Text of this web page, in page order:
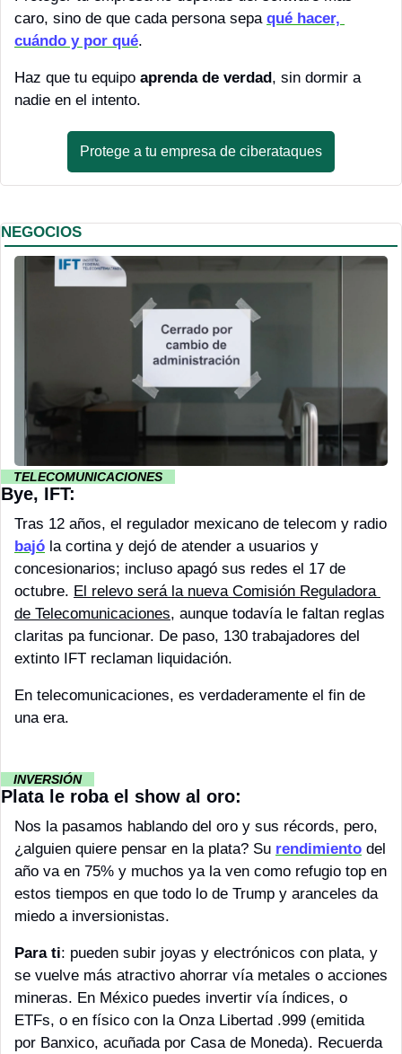
caro, sino de que cada persona sepa qué hacer,
cuándo y por qué.
Haz que tu equipo aprenda de verdad, sin dormir a
nadie en el intento.
Protege a tu empresa de ciberataques
NEGOCIOS
TELECOMUNICACIONES
Bye, IFT:
bajó la cortina y dejó de atender a usuarios y
concesionarios; incluso apagó sus redes el 17 de
octubre. El relevo será la nueva Comisión Reguladora
de Telecomunicaciones, aunque todavía le faltan reglas
claritas pa funcionar. De paso, 130 trabajadores del
extinto IFT reclaman liquidación.
En telecomunicaciones, es verdaderamente el fin de
una era.
INVERSIÓN
Plata le roba el show al oro:
Nos la pasamos hablando del oro y sus récords, pero,
¿alguien quiere pensar en la plata? Su rendimiento del
año va en 75% y muchos ya la ven como refugio top en
estos tiempos en que todo lo de Trump y aranceles da
miedo a inversionistas.
Para ti: pueden subir joyas y electrónicos con plata, y
se vuelve más atractivo ahorrar vía metales o acciones
mineras. En México puedes invertir vía índices, o
ETFs, o en físico con la Onza Libertad .999 (emitida
por Banxico, acuñada por Casa de Moneda). Recuerda